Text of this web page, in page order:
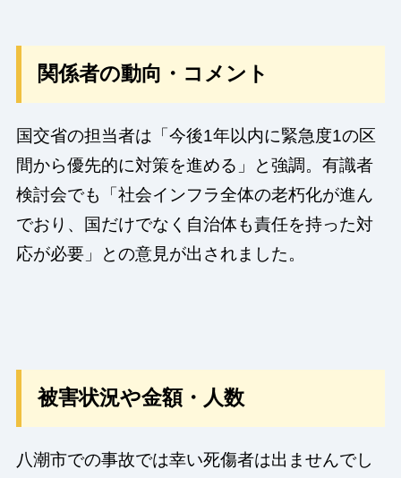
関係者の動向・コメント
国交省の担当者は「今後1年以内に緊急度1の区
間から優先的に対策を進める」と強調。有識者
検討会でも「社会インフラ全体の老朽化が進ん
でおり、国だけでなく自治体も責任を持った対
応が必要」との意見が出されました。
被害状況や金額・人数
八潮市での事故では幸い死傷者は出ませんでし